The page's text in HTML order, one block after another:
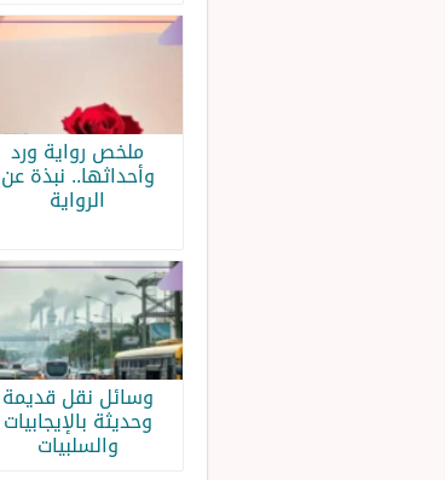
ملخص رواية ورد
وأحداثها.. نبذة عن
الرواية
وسائل نقل قديمة
وحديثة بالإيجابيات
والسلبيات